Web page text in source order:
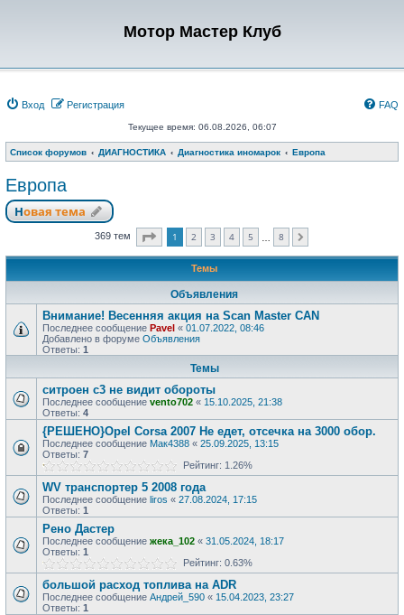
Мотор Мастер Клуб
Вход Регистрация FAQ
Текущее время: 06.08.2026, 06:07
Список форумов ДИАГНОСТИКА Диагностика иномарок Европа
Европа
Новая тема
369 тем Страница из
1 2 3 4 5 8
Темы
Объявления
Внимание! Весенняя акция на Scan Master CAN
Последнее сообщение Pavel « 01.07.2022, 08:46
Добавлено в форуме Объявления
Ответы: 1
Темы
ситроен с3 не видит обороты
Последнее сообщение vento702 « 15.10.2025, 21:38
Ответы: 4
{РЕШЕНО}Opel Corsa 2007 Не едет, отсечка на 3000 обор.
Последнее сообщение Мак4388 « 25.09.2025, 13:15
Ответы: 7
Рейтинг: 1.26%
WV транспортер 5 2008 года
Последнее сообщение liros « 27.08.2024, 17:15
Ответы: 1
Рено Дастер
Последнее сообщение жека_102 « 31.05.2024, 18:17
Ответы: 1
Рейтинг: 0.63%
большой расход топлива на ADR
Последнее сообщение Андрей_590 « 15.04.2023, 23:27
Ответы: 1